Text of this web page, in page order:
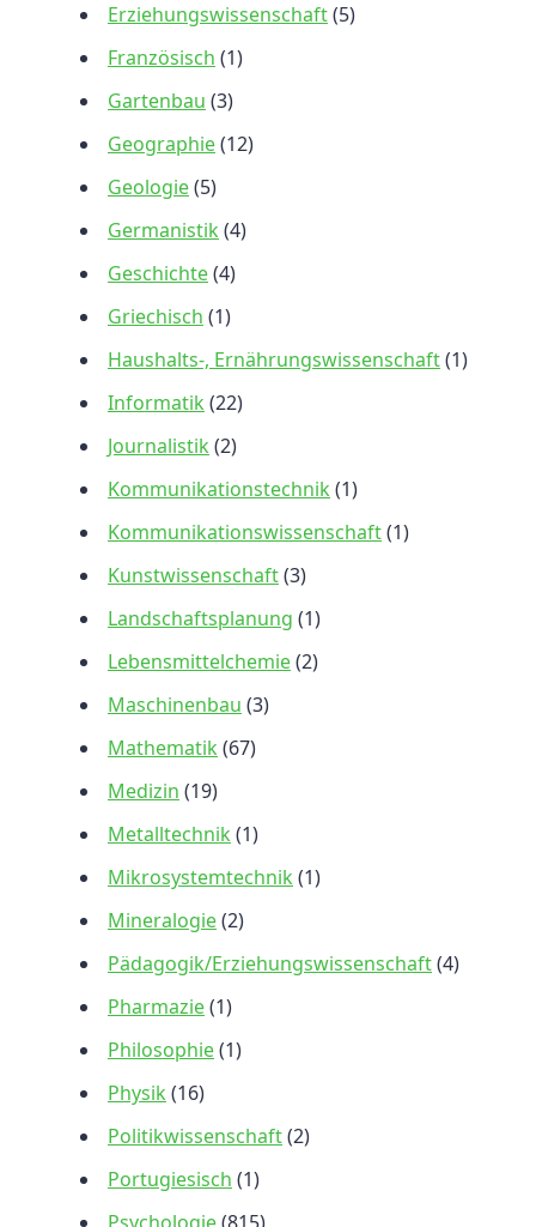
Erziehungswissenschaft(5)
Französisch (1)
Gartenbau (3)
Geographie(12)
Geologie(5)
Germanistik (4)
Geschichte(4)
Griechisch (1)
Haushalts-, Ernährungswissenschaft(1)
Informatik (22)
Journalistik (2)
Kommunikationstechnik (1)
Kommunikationswissenschaft(1)
Kunstwissenschaft(3)
Landschaftsplanung (1)
Lebensmittelchemie(2)
Maschinenbau (3)
Mathematik (67)
Medizin (19)
Metalltechnik (1)
Mikrosystemtechnik (1)
Mineralogie(2)
Pädagogik/Erziehungswissenschaft(4)
Pharmazie(1)
Philosophie(1)
Physik (16)
Politikwissenschaft(2)
Portugiesisch (1)